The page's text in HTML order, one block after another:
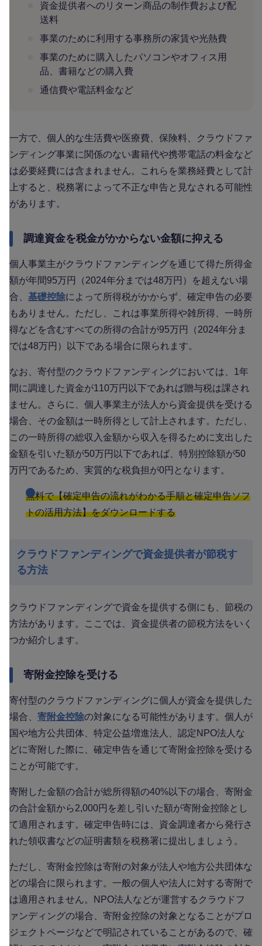
資金提供者へのリターン商品の制作費および配
送料
事業のために利用する事務所の家賃や光熱費
事業のために購入したパソコンやオフィス用
品、書籍などの購入費
通信費や電話料金など
一方で、個人的な生活費や医療費、保険料、クラウドファ
ンディング事業に関係のない書籍代や携帯電話の料金など
は必要経費には含まれません。これらを業務経費として計
上すると、税務署によって不正な申告と見なされる可能性
があります。
調達資金を税金がかからない金額に抑える
個人事業主がクラウドファンディングを通じて得た所得金
額が年間95万円（2024年分までは48万円）を超えない場
合、 基礎控除によって所得税がかからず、確定申告の必要
もありません。ただし、これは事業所得や雑所得、一時所
得などを含むすべての所得の合計が95万円（2024年分ま
では48万円）以下である場合に限られます。
なお、寄付型のクラウドファンディングにおいては、1年
間に調達した資金が110万円以下であれば贈与税は課され
ません。さらに、個人事業主が法人から資金提供を受ける
場合、その金額は一時所得として計上されます。ただし、
この一時所得の総収入金額から収入を得るために支出した
金額を引いた額が50万円以下であれば、特別控除額が50
万円であるため、実質的な税負担が0円となります。
無料で【確定申告の流れがわかる手順と確定申告ソフ
トの活用方法】をダウンロードする
クラウドファンディングで資金提供者が節税す
る方法
クラウドファンディングで資金を提供する側にも、節税の
方法があります。ここでは、資金提供者の節税方法をいく
つか紹介します。
寄附金控除を受ける
寄付型のクラウドファンディングに個人が資金を提供した
場合、 寄附金控除の対象になる可能性があります。個人が
国や地方公共団体、特定公益増進法人、認定NPO法人な
どに寄附した際に、確定申告を通じて寄附金控除を受ける
ことが可能です。
寄附した金額の合計が総所得額の40%以下の場合、寄附金
の合計金額から2,000円を差し引いた額が寄附金控除とし
て適用されます。確定申告時には、資金調達者から発行さ
れた領収書などの証明書類を税務署に提出しましょう。
ただし、寄附金控除は寄附の対象が法人や地方公共団体な
どの場合に限られます。一般の個人や法人に対する寄附で
は適用されません。NPO法人などが運営するクラウドフ
ァンディングの場合、寄附金控除の対象となることがプロ
ジェクトページなどで明記されていることがあるので、確